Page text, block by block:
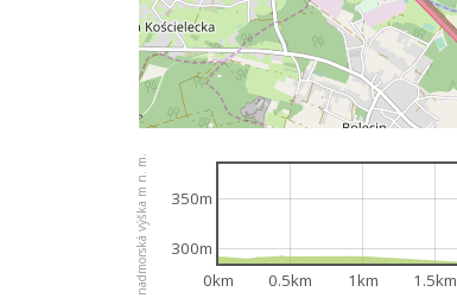
nadmorská výška m n. m. 0km 0.5km 1km 1.5km
300m
350m